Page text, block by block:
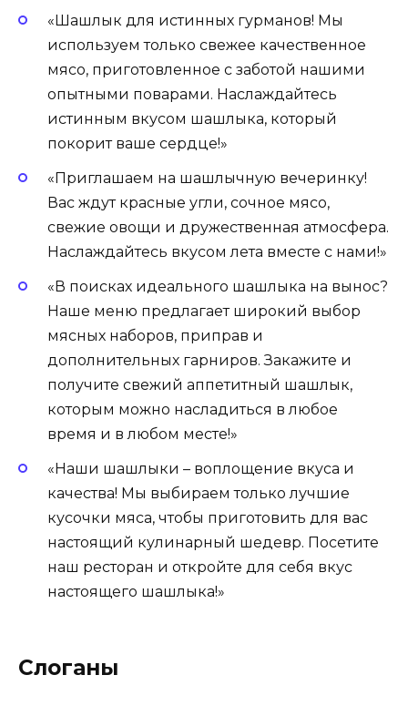
«Шашлык для истинных гурманов! Мы
используем только свежее качественное
мясо, приготовленное с заботой нашими
опытными поварами. Наслаждайтесь
истинным вкусом шашлыка, который
покорит ваше сердце!»
«Приглашаем на шашлычную вечеринку!
Вас ждут красные угли, сочное мясо,
свежие овощи и дружественная атмосфера.
Наслаждайтесь вкусом лета вместе с нами!»
«В поисках идеального шашлыка на вынос?
Наше меню предлагает широкий выбор
мясных наборов, приправ и
дополнительных гарниров. Закажите и
получите свежий аппетитный шашлык,
которым можно насладиться в любое
время и в любом месте!»
«Наши шашлыки – воплощение вкуса и
качества! Мы выбираем только лучшие
кусочки мяса, чтобы приготовить для вас
настоящий кулинарный шедевр. Посетите
наш ресторан и откройте для себя вкус
настоящего шашлыка!»
Слоганы